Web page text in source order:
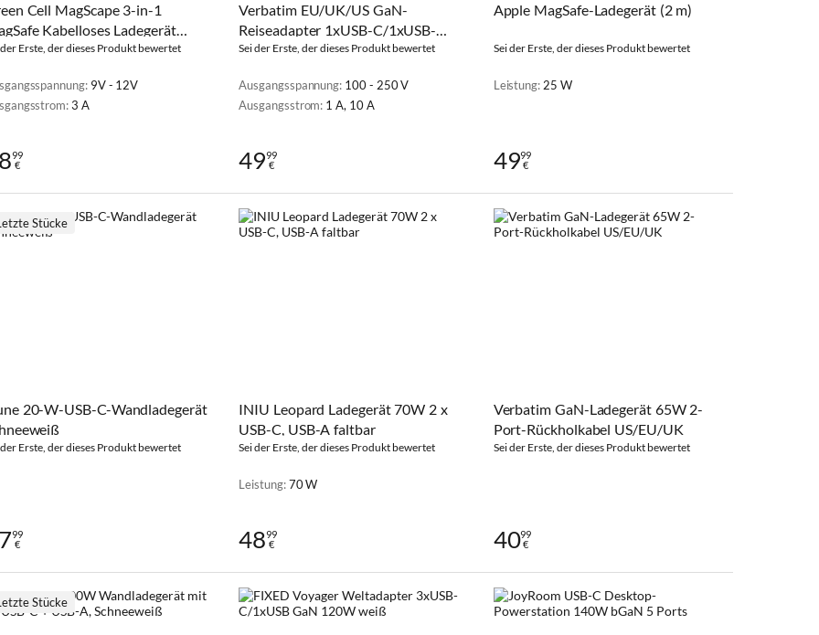
Cell MagScape 3-in-1
Kabelloses Ladegerät
der Erste, der dieses Produkt bewertet
9V - 12V
3 A
99
€
Verbatim EU/UK/US GaN-
Reiseadapter 1xUSB-C/1xUSB-
A/2xUSB-C PD 70W
Sei der Erste, der dieses Produkt bewertet
Ausgangsspannung: 100 - 250 V
Ausgangsstrom: 1 A, 10 A
4999
€
Apple MagSafe-Ladegerät (2 m)
Sei der Erste, der dieses Produkt bewertet
Leistung:25 W
4999
€
20-W-USB-C-Wandladegerät
der Erste, der dieses Produkt bewertet
Stücke
99
€
INIU Leopard Ladegerät 70W 2 x
USB-C, USB-A faltbar
Sei der Erste, der dieses Produkt bewertet
Leistung:70 W
4899
€
Verbatim GaN-Ladegerät 65W 2-
Port-Rückholkabel US/EU/UK
Sei der Erste, der dieses Produkt bewertet
4099
€
Stücke